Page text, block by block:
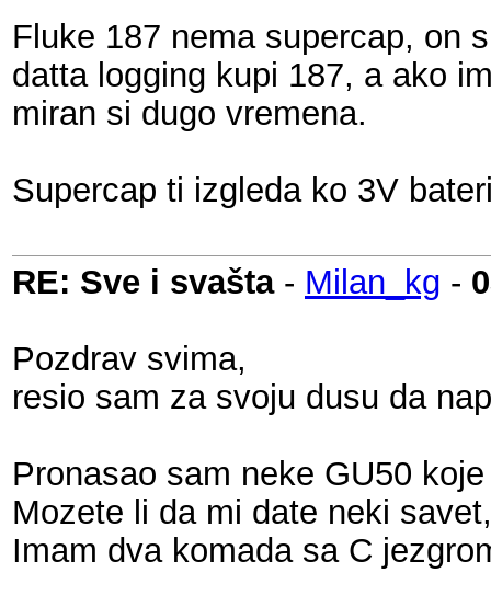
Fluke 187 nema supercap, on
datta logging kupi 187, a ako
miran si dugo vremena.
Supercap ti izgleda ko 3V
RE: Sve i svašta- Milan_kg -
Pozdrav svima,
resio sam za svoju dusu da
Pronasao sam neke GU50
Mozete li da mi date neki
Imam dva komada sa C